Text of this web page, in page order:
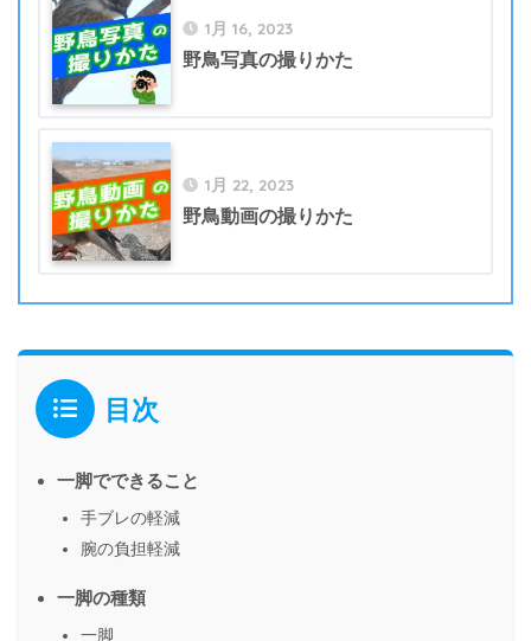
1月 16, 2023
野鳥写真の撮りかた
1月 22, 2023
野鳥動画の撮りかた
目次
一脚でできること
手ブレの軽減
腕の負担軽減
一脚の種類
一脚